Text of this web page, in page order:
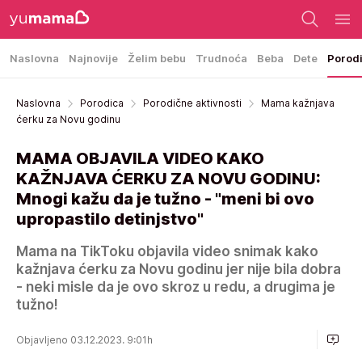
Naslovna Najnovije Želim bebu Trudnoća Beba Dete
Naslovna Porodica Porodične aktivnosti
Mama kažnjava
ćerku za Novu godinu
MAMA OBJAVILA VIDEO KAKO
KAŽNJAVA ĆERKU ZA NOVU GODINU:
Mnogi kažu da je tužno - "meni bi ovo
upropastilo detinjstvo"
Mama na TikToku objavila video snimak kako
kažnjava ćerku za Novu godinu jer nije bila dobra
- neki misle da je ovo skroz u redu, a drugima je
tužno!
Objavljeno 03.12.2023. 9:01h